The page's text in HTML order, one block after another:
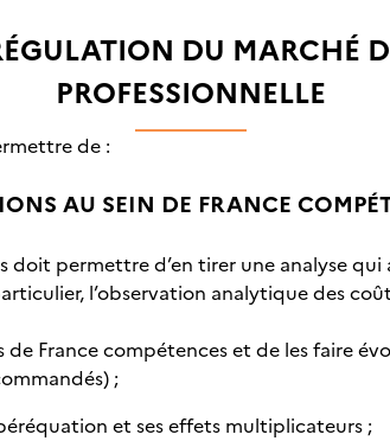
DU MARCHÉ
PROFESSIONNELLE
de :
AU SEIN DE FRANCE
doit permettre d’en tirer une analyse
l’observation analytique des
France compétences et de les faire
;
et ses effets multiplicateurs ;